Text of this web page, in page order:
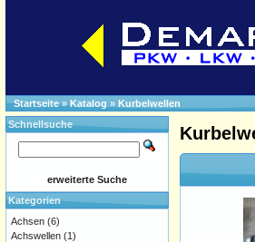
Startseite»Katalog » Kurbelwellen
Schnellsuche
erweiterte Suche
Kategorien
Achsen (6)
Achswellen (1)